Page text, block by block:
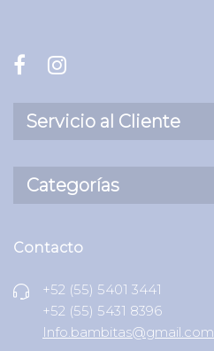
Servicio al Cliente
Categorías
Contacto
+52 (55) 5401 3441
+52 (55) 5431 8396
Info.bambitas@gmail.com